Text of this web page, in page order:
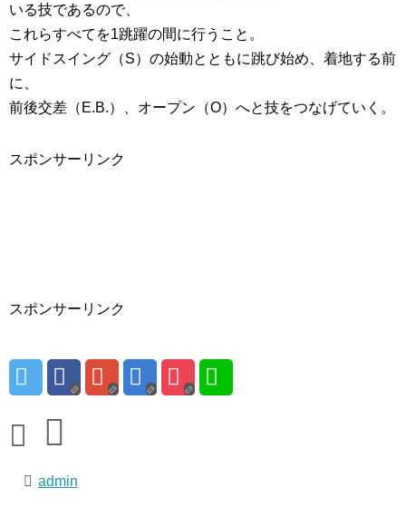
いる技であるので、
これらすべてを1跳躍の間に行うこと。
サイドスイング（S）の始動とともに跳び始め、着地する前
に、
前後交差（E.B.）、オープン（O）へと技をつなげていく。
スポンサーリンク
スポンサーリンク
admin